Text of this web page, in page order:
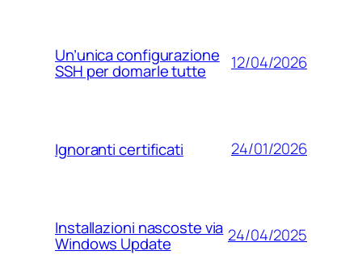
Un’unica configurazione
SSH per domarle tutte 12/04/2026
Ignoranti certificati 24/01/2026
Installazioni nascoste via
Windows Update 24/04/2025